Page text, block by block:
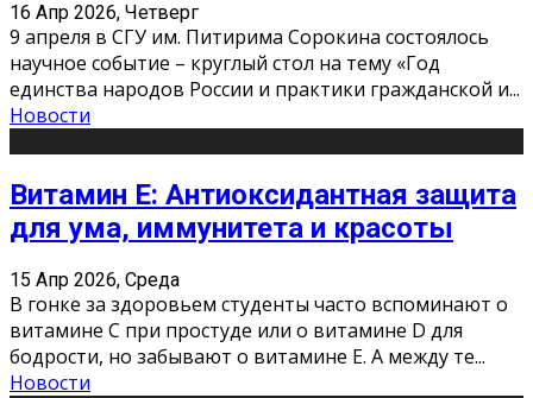
16 Апр 2026, Четверг
9 апреля в СГУ им. Питирима Сорокина состоялось
научное событие – круглый стол на тему «Год
единства народов России и практики гражданской и...
Новости
Витамин Е: Антиоксидантная защита
для ума, иммунитета и красоты
15 Апр 2026, Среда
В гонке за здоровьем студенты часто вспоминают о
витамине С при простуде или о витамине D для
бодрости, но забывают о витамине Е. А между те...
Новости